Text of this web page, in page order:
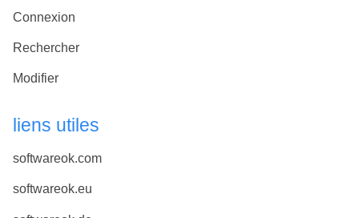
Connexion
Rechercher
Modifier
liens utiles
softwareok.com
softwareok.eu